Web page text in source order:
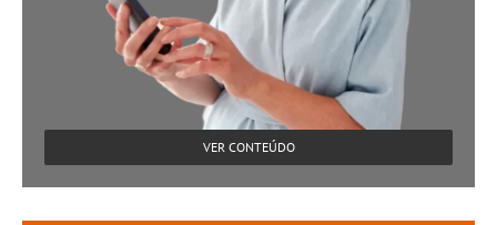
VER CONTEÚDO